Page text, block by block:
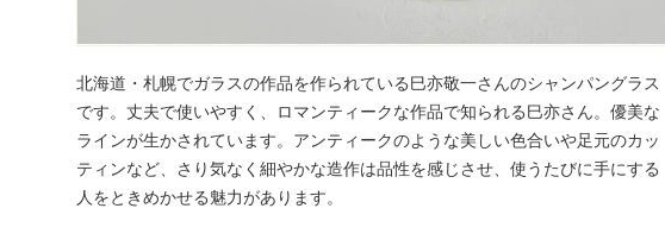
北海道・札幌でガラスの作品を作られている巳亦敬一さんのシャンパングラス
です。丈夫で使いやすく、ロマンティークな作品で知られる巳亦さん。優美な
ラインが生かされています。アンティークのような美しい色合いや足元のカッ
ティンなど、さり気なく細やかな造作は品性を感じさせ、使うたびに手にする
人をときめかせる魅力があります。